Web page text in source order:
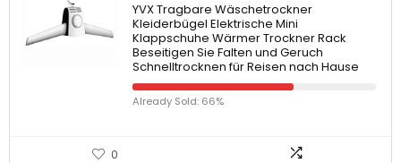
YVX Tragbare Wäschetrockner
Kleiderbügel Elektrische Mini
Klappschuhe Wärmer Trockner Rack
Beseitigen Sie Falten und Geruch
Schnelltrocknen für Reisen nach Hause
Already Sold: 66%
0